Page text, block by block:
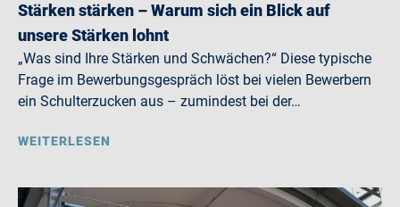
Stärken stärken – Warum sich ein Blick auf
unsere Stärken lohnt
„Was sind Ihre Stärken und Schwächen?“ Diese typische
Frage im Bewerbungsgespräch löst bei vielen Bewerbern
ein Schulterzucken aus – zumindest bei der…
WEITERLESEN